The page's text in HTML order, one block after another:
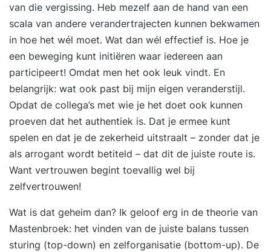
van die vergissing. Heb mezelf aan de hand van een
scala van andere verandertrajecten kunnen bekwamen
in hoe het wél moet. Wat dan wél effectief is. Hoe je
een beweging kunt initiëren waar iedereen aan
participeert! Omdat men het ook leuk vindt. En
belangrijk: wat ook past bij mijn eigen veranderstijl.
Opdat de collega’s met wie je het doet ook kunnen
proeven dat het authentiek is. Dat je ermee kunt
spelen en dat je de zekerheid uitstraalt – zonder dat je
als arrogant wordt betiteld – dat dit de juiste route is.
Want vertrouwen begint toevallig wel bij
zelfvertrouwen!
Wat is dat geheim dan? Ik geloof erg in de theorie van
Mastenbroek: het vinden van de juiste balans tussen
sturing (top-down) en zelforganisatie (bottom-up). De